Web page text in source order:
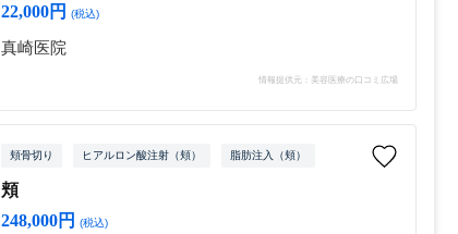
22,000円
(税込)
真崎医院
情報提供元：美容医療の口コミ広場
頬骨切り ヒアルロン酸注射（頬） 脂肪注入（頬）
頬
248,000円
(税込)